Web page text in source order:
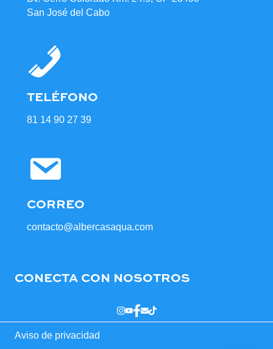
San José del Cabo
TELÉFONO
81 14 90 27 39
CORREO
contacto@albercasaqua.com
CONECTA CON NOSOTROS
Aviso de privacidad